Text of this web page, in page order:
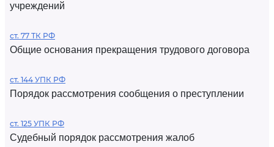
учреждений
ст. 77 ТК РФ
Общие основания прекращения трудового договора
ст. 144 УПК РФ
Порядок рассмотрения сообщения о преступлении
ст. 125 УПК РФ
Судебный порядок рассмотрения жалоб